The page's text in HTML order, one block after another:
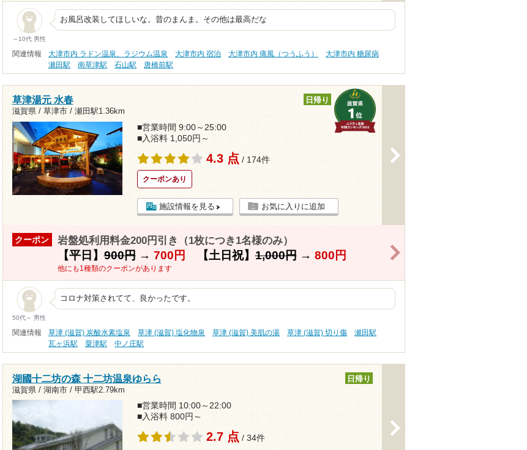
～10代 男性
お風呂改装してほしいな。昔のまんま。その他は最高だな
関連情報 大津市内 ラドン温泉、ラジウム温泉 大津市内 宿泊 大津市内 痛風（つうふう）
大津市内 糖尿病
瀬田駅
南草津駅 石山駅 唐橋前駅
草津湯元 水春
滋賀県 / 草津市 / 瀬田駅1.36km
日帰り
■営業時間 9:00～25:00
■入浴料 1,050円～
4.3 点 / 174件
クーポンあり
施設情報を見る お気に入りに追加
クーポン 岩盤処利用料金200円引き（1枚につき1名様のみ）
【平日】900円→ 700円 【土日祝】1,000円→ 800円
他にも1種類のクーポンがあります
50代～ 男性
コロナ対策されてて、良かったです。
関連情報 草津 (滋賀) 炭酸水素塩泉 草津 (滋賀) 塩化物泉 草津 (滋賀) 美肌の湯 草津 (滋賀) 切り傷
瀬田駅
瓦ヶ浜駅
粟津駅 中ノ庄駅
湖國十二坊の森 十二坊温泉ゆらら
滋賀県 / 湖南市 / 甲西駅2.79km
日帰り
■営業時間 10:00～22:00
■入浴料 800円～
2.7 点 / 34件